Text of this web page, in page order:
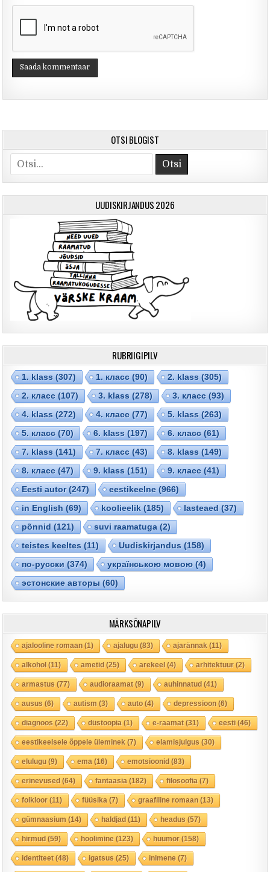
OTSI BLOGIST
Otsi
UUDISKIRJANDUS 2026
RUBRIIGIPILV
1. klass (307) 1. класс (90) 2. klass (305)
2. класс (107) 3. klass (278) 3. класс (93)
4. klass (272) 4. класс (77) 5. klass (263)
5. класс (70) 6. klass (197) 6. класс (61)
7. klass (141) 7. класс (43) 8. klass (149)
8. класс (47) 9. klass (151) 9. класс (41)
Eesti autor(247) eestikeelne (966)
in English (69) koolieelik (185) lasteaed (37)
põnnid (121) suvi raamatuga (2)
teistes keeltes (11) Uudiskirjandus (158)
по-русски (374) українською мовою (4)
эстонские авторы (60)
MÄRKSÕNAPILV
ajalooline romaan(1) ajalugu(83) ajarännak (11)
alkohol(11) ametid(25) arekeel(4) arhitektuur(2)
armastus (77) audioraamat(9) auhinnatud(41)
ausus (6) autism (3) auto(4) depressioon(6)
diagnoos (22) düstoopia (1) e-raamat(31) eesti(46)
eestikeelsele õppele üleminek (7) elamisjulgus (30)
elulugu(9) ema (16) emotsioonid(83)
erinevused(64) fantaasia (182) filosoofia (7)
folkloor(11) füüsika (7) graafiline romaan(13)
gümnaasium (14) haldjad(11) headus (57)
hirmud(59) hoolimine (123) huumor(158)
identiteet(48) igatsus (25) inimene (7)